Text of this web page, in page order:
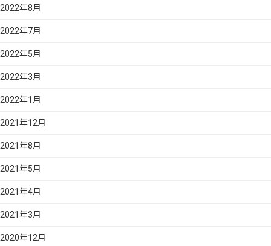
2022年8月
2022年7月
2022年5月
2022年3月
2022年1月
2021年12月
2021年8月
2021年5月
2021年4月
2021年3月
2020年12月